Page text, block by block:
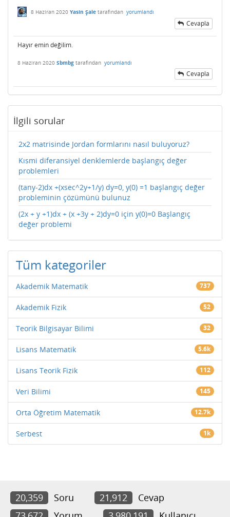
8 Haziran 2020 Yasin Şale tarafından yorumlandı
Cevapla
Hayır emin değilim.
8 Haziran 2020 Sbmbg tarafından yorumlandı
Cevapla
İlgili sorular
2x2 matrisinde Jordan formlarını nasıl buluyoruz?
Kısmi diferansiyel denklemlerde başlangıç değer
problemleri
(tany-2)dx +(xsec^2y+1/y) dy=0, y(0) =1 başlangıç değer
probleminin çözümünü bulunuz
(2x + y +1)dx + (x +3y + 2)dy=0 için y(0)=0 Başlangıç
değer problemi
Tüm kategoriler
Akademik Matematik 737
Akademik Fizik 52
Teorik Bilgisayar Bilimi 32
Lisans Matematik 5.6k
Lisans Teorik Fizik 112
Veri Bilimi 145
Orta Öğretim Matematik 12.7k
Serbest 1k
20,359 Soru 21,912
Cevap